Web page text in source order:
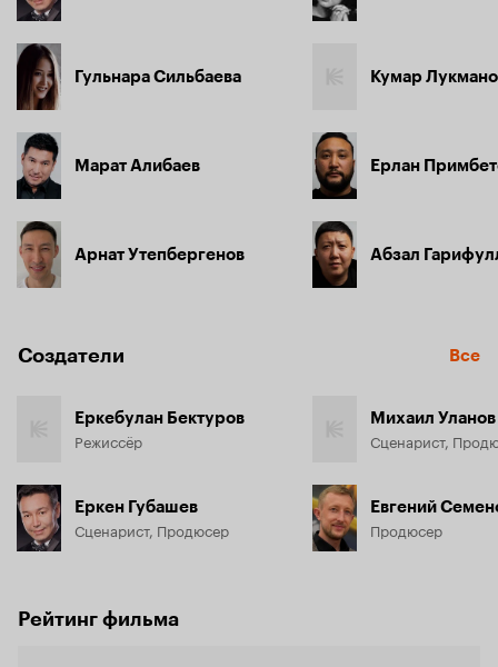
Гульнара Сильбаева
Марат Алибаев
Арнат Утепбергенов
Кумар
Ерлан
Абзал
Создатели Все
Еркебулан Бектуров
Режиссёр
Еркен Губашев
Сценарист, Продюсер
Михаил Уланов
Сценарист,
Евгений
Продюсер
Рейтинг фильма